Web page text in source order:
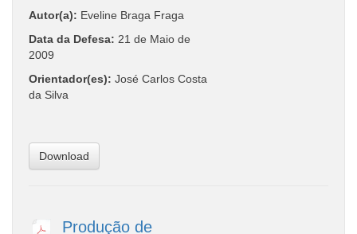
Autor(a): Eveline Braga Fraga
Data da Defesa: 21 de Maio de
2009
Orientador(es): José Carlos Costa
da Silva
Download
Produção de